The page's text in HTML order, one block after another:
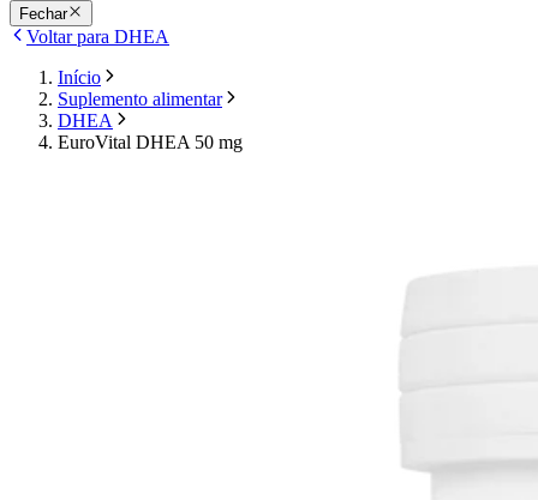
Fechar
Voltar para DHEA
Início
Suplemento alimentar
DHEA
EuroVital DHEA 50 mg